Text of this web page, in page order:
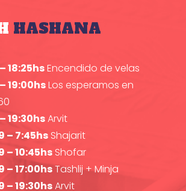
HASHANA
18:25hsEncendido de velas
19:00hsLos esperamos en
19:30hsArvit
– 7:45hsShajarit
– 10:45hsShofar
– 17:00hsTashlij + Minja
– 19:30hsArvit